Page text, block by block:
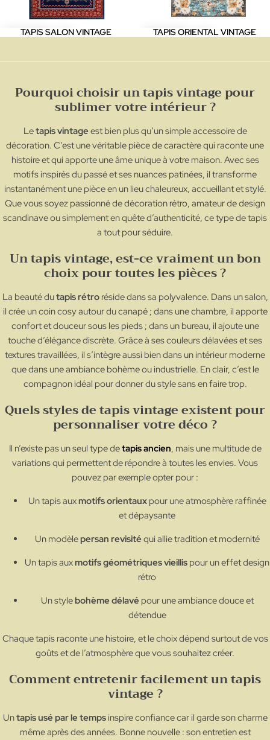
TAPIS SALON VINTAGE TAPIS ORIENTAL VINTAGE
Pourquoi choisir un tapis vintage pour
sublimer votre intérieur ?
Letapis vintage est bien plus qu’un simple accessoire de
décoration. C’est une véritable pièce de caractère qui raconte une
histoire et qui apporte une âme unique à votre maison. Avec ses
motifs inspirés du passé et ses nuances patinées, il transforme
instantanément une pièce en un lieu chaleureux, accueillant et stylé.
Que vous soyez passionné de décoration rétro, amateur de design
scandinave ou simplement en quête d’authenticité, ce type de tapis
a tout pour séduire.
Un tapis vintage, est-ce vraiment un bon
choix pour toutes les pièces ?
La beauté dutapis rétroréside dans sa polyvalence. Dans un salon,
il crée un coin cosy autour du canapé ; dans une chambre, il apporte
confort et douceur sous les pieds ; dans un bureau, il ajoute une
touche d’élégance discrète. Grâce à ses couleurs délavées et ses
textures travaillées, il s’intègre aussi bien dans un intérieur moderne
que dans une ambiance bohème ou industrielle. En clair, c’est le
compagnon idéal pour donner du style sans en faire trop.
Quels styles de tapis vintage existent pour
personnaliser votre déco ?
Il n’existe pas un seul type detapis ancien, mais une multitude de
variations qui permettent de répondre à toutes les envies. Vous
pouvez par exemple opter pour :
Un tapis auxmotifs orientauxpour une atmosphère raffinée
et dépaysante
Un modèlepersan revisité qui allie tradition et modernité
Un tapis auxmotifs géométriques vieillis pour un effet design
rétro
Un stylebohème délavé pour une ambiance douce et
détendue
Chaque tapis raconte une histoire, et le choix dépend surtout de vos
goûts et de l’atmosphère que vous souhaitez créer.
Comment entretenir facilement un tapis
vintage ?
Untapis usé par le tempsinspire confiance car il garde son charme
même après des années. Bonne nouvelle : son entretien est